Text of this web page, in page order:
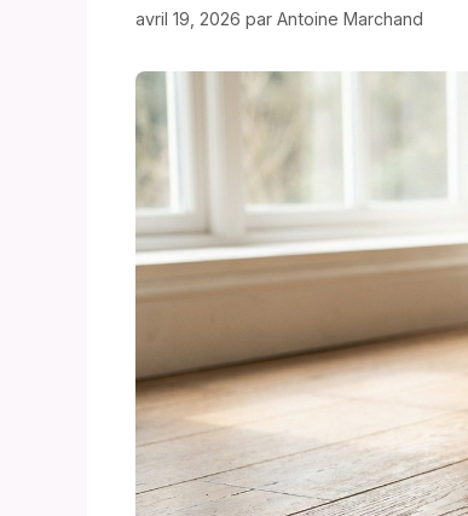
avril 19, 2026 par Antoine Marchand